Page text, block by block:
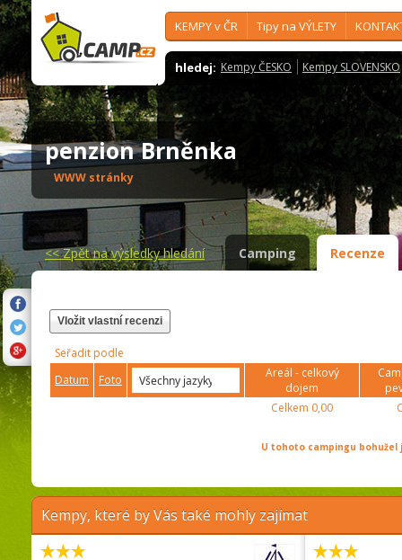
KEMPY v ČR Tipy na VÝLETY
hledej: Kempy ČESKO Kempy SLOVENSKO
penzion Brněnka
WWW stránky
<<Zpět na výsledky hledání Camping Recenze
Vložit vlastní recenzi
Seřadit podle
Datum
Foto
Areál - celkový
dojem
Celkem 0,00
U tohoto campingu
Kempy, které by Vás také mohly zajímat